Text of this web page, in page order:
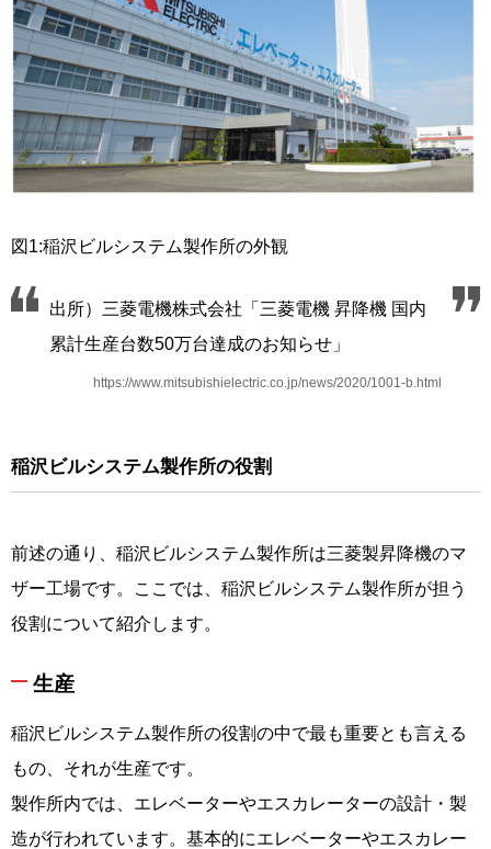
図1:稲沢ビルシステム製作所の外観
出所）三菱電機株式会社「三菱電機 昇降機 国内
累計生産台数50万台達成のお知らせ」
https://www.mitsubishielectric.co.jp/news/2020/1001-b.html
稲沢ビルシステム製作所の役割
前述の通り、稲沢ビルシステム製作所は三菱製昇降機のマ
ザー工場です。ここでは、稲沢ビルシステム製作所が担う
役割について紹介します。
生産
稲沢ビルシステム製作所の役割の中で最も重要とも言える
もの、それが生産です。
製作所内では、エレベーターやエスカレーターの設計・製
造が行われています。基本的にエレベーターやエスカレー